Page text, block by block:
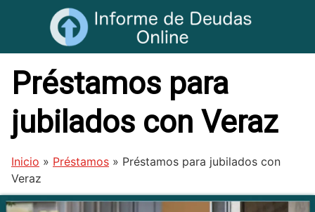
contenido
Préstamos para
jubilados con Veraz
Inicio » Préstamos » Préstamos para jubilados con
Veraz